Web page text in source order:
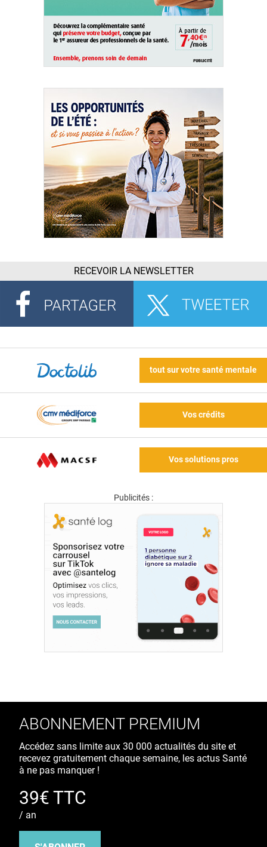
RECEVOIR LA NEWSLETTER
tout sur votre santé mentale
Vos crédits
Vos solutions pros
Publicités :
ABONNEMENT PREMIUM
Accédez sans limite aux 30 000 actualités du site et
recevez gratuitement chaque semaine, les actus Santé
à ne pas manquer !
39€ TTC
/ an